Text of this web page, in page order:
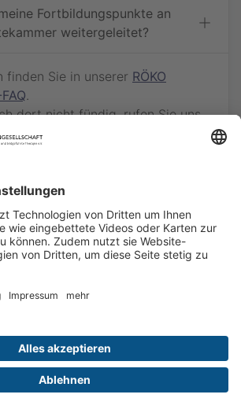
Fortbildungspunkte an
weitergeleitet?
finden Sie in unserer RÖKO
.
dort nicht fündig, rufen Sie uns
- 916 070 - 66